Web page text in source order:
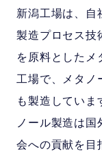
新潟工場は、自
製造プロセス技
を原料としたメ
工場で、メタノ
も製造していま
ノール製造は
会への貢献を目